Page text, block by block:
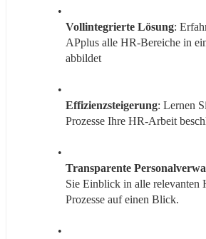
Vollintegrierte Lösung:
APplus alle HR-Bereiche in
abbildet
Effizienzsteigerung: Lernen
Prozesse Ihre HR-Arbeit
Transparente
Sie Einblick in alle relevanten
Prozesse auf einen Blick.